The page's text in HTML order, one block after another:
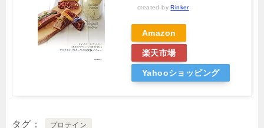
created byRinker
Amazon
楽天市場
Yahooショッピング
タグ プロテイン